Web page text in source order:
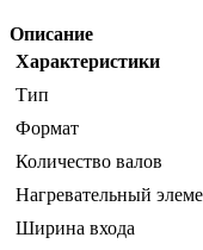
Описание
Характеристики
Тип
Формат
Количество валов
Нагревательный
Ширина входа